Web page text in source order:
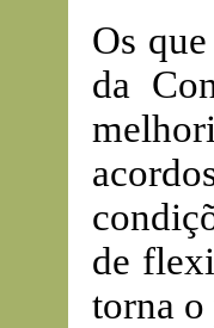
Os
da
de
torna